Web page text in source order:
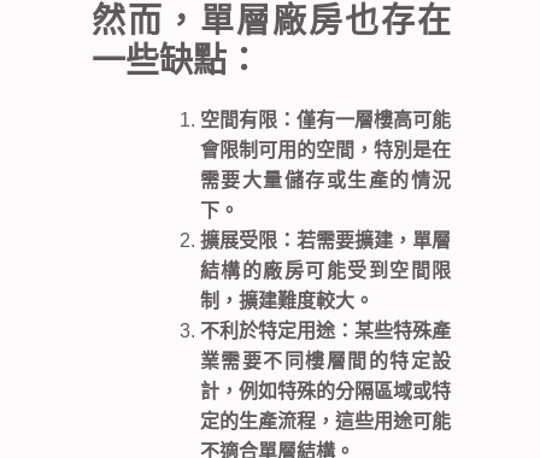
然而，單層廠房也存在
一些缺點：
空間有限：僅有一層樓高可能
會限制可用的空間，特別是在
需要大量儲存或生產的情況
下。
擴展受限：若需要擴建，單層
結構的廠房可能受到空間限
制，擴建難度較大。
不利於特定用途：某些特殊產
業需要不同樓層間的特定設
計，例如特殊的分隔區域或特
定的生產流程，這些用途可能
不適合單層結構。